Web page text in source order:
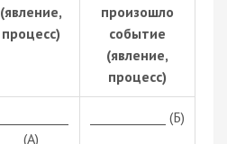
(явление,
процесс)
произошло
событие
(явление,
процесс)
(А)
____________ (Б)